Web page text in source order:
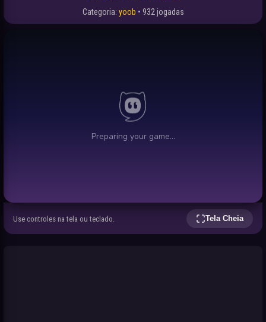
Categoria: yoob • 932 jogadas
Use controles na tela ou teclado. Tela Cheia